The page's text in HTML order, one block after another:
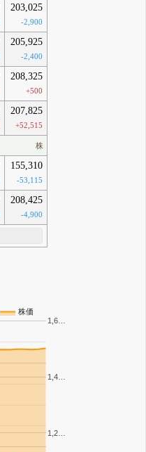
203,025
-2,900
205,925
-2,400
208,325
+500
207,825
+52,515
株
155,310
-53,115
208,425
-4,900
株価
1,2…
1,4…
1,6…